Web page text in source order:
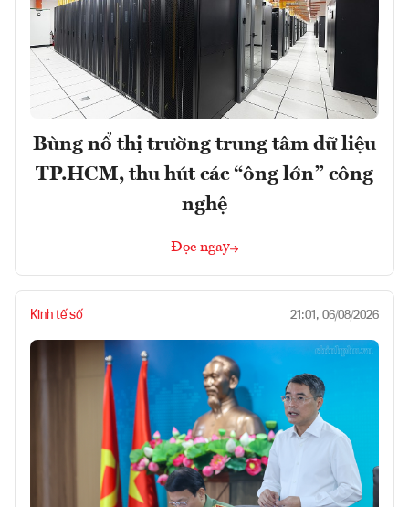
Bùng nổ thị trường trung tâm dữ liệu
TP.HCM, thu hút các “ông lớn” công
nghệ
Đọc ngay
Kinh tế số 21:01, 06/08/2026